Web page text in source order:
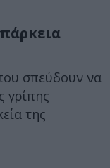
σπεύδουν να
γρίπης
της